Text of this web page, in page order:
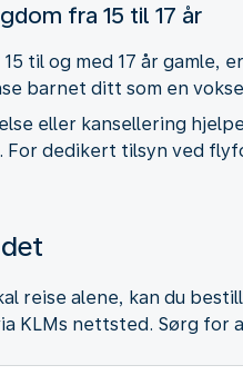
fra 15 til 17 år
til og med 17 år gamle,
barnet ditt som en
eller kansellering
For dedikert tilsyn ved
reise alene, kan du
KLMs nettsted. Sørg for